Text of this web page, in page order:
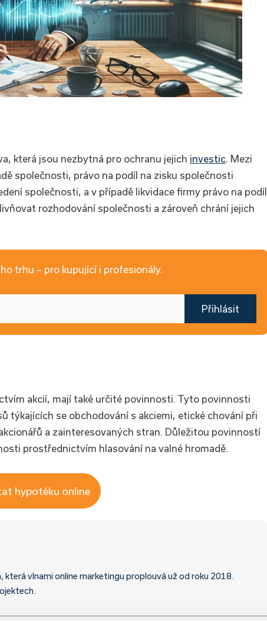
která jsou nezbytná pro ochranu jejich investic. Mezi
společnosti, právo na podíl na zisku společnosti
společnosti, a v případě likvidace firmy právo na podíl
rozhodování společnosti a zároveň chrání jejich
trhu – pro kupující i profesionály.
Přihlásit
akcií, mají také určité povinnosti. Tyto povinnosti
týkajících se obchodování s akciemi, etické chování při
a zainteresovaných stran. Důležitou povinností
prostřednictvím hlasování na valné hromadě.
hypotéku online
vlnami online marketingu proplouvá už od roku 2018.